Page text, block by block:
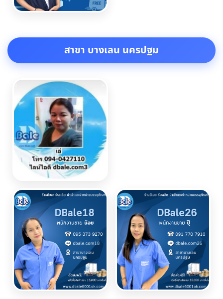
สาขา บางเลน นครปฐม